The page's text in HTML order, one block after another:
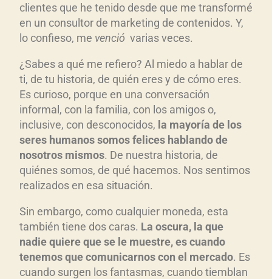
c
t
o
r
d
e
a
u
d
i
o
clientes que he tenido desde que me transformé
en un consultor de marketing de contenidos. Y,
lo confieso, me venció varias veces.
¿Sabes a qué me refiero? Al miedo a hablar de
ti, de tu historia, de quién eres y de cómo eres.
Es curioso, porque en una conversación
informal, con la familia, con los amigos o,
inclusive, con desconocidos, la mayoría de los
seres humanos somos felices hablando de
nosotros mismos. De nuestra historia, de
quiénes somos, de qué hacemos. Nos sentimos
realizados en esa situación.
Sin embargo, como cualquier moneda, esta
también tiene dos caras. La oscura, la que
nadie quiere que se le muestre, es cuando
tenemos que comunicarnos con el mercado. Es
cuando surgen los fantasmas, cuando tiemblan